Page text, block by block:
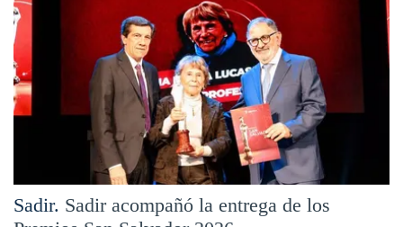
Sadir. Sadir acompañó la entrega de los